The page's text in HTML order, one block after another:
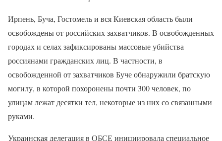
Ирпень, Буча, Гостомель и вся Киевская область были
освобождены от российских захватчиков. В освобожденных
городах и селах зафиксированы массовые убийства
россиянами гражданских лиц. В частности, в
освобожденной от захватчиков Буче обнаружили братскую
могилу, в которой похоронены почти 300 человек, по
улицам лежат десятки тел, некоторые из них со связанными
руками.
Украинская делегация в ОБСЕ инициировала специальное